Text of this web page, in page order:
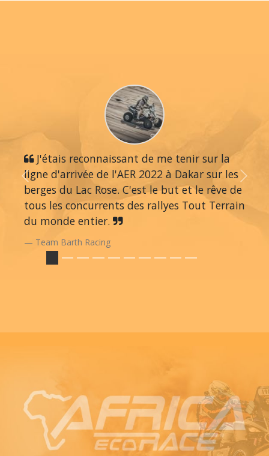
J'étais reconnaissant de me tenir sur la
ligne d'arrivée de l'AER 2022 à Dakar sur les
berges du Lac Rose. C'est le but et le rêve de
tous les concurrents des rallyes Tout Terrain
du monde entier.
Team Barth Racing
Previous Next